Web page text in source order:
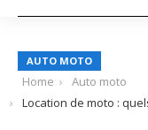
AUTO MOTO
Home
Auto moto
Location de moto :